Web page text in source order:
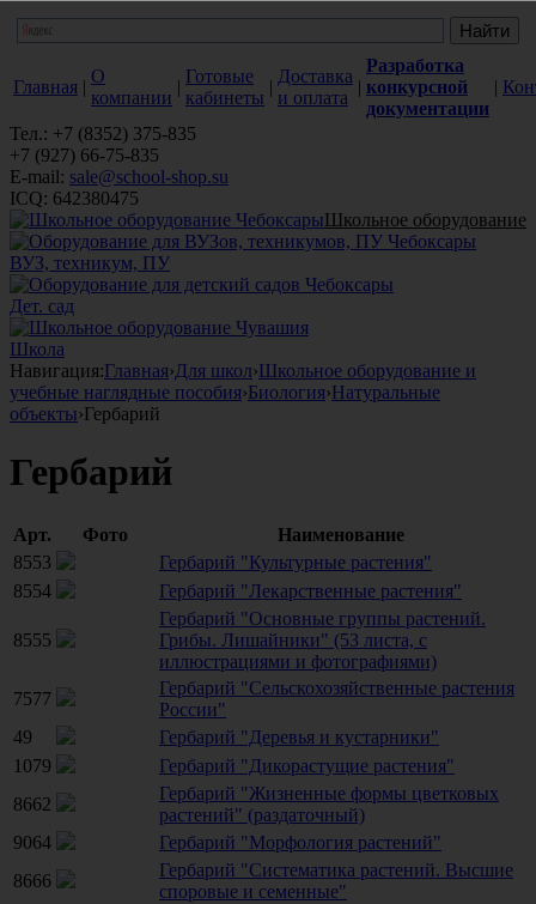
Главная |
О
компании
|
Готовые
кабинеты
|
Доставка
и оплата
|
Разработка
конкурсной
документации
|
Тел.: +7 (8352) 375-835
+7 (927) 66-75-835
E-mail: sale@school-shop.su
ICQ: 642380475
Школьное оборудование
ВУЗ, техникум, ПУ
Дет. сад
Школа
Навигация:Главная›Для школ›Школьное оборудование и
учебные наглядные пособия›Биология›Натуральные
объекты›Гербарий
Гербарий
Арт. Фото
Наименование
8553
Гербарий "Культурные растения"
8554
Гербарий "Лекарственные растения"
8555
Гербарий "Основные группы растений.
Грибы. Лишайники" (53 листа, с
иллюстрациями и фотографиями)
7577
Гербарий "Сельскохозяйственные растения
России"
49
Гербарий "Деревья и кустарники"
1079
Гербарий "Дикорастущие растения"
8662
Гербарий "Жизненные формы цветковых
растений" (раздаточный)
9064
Гербарий "Морфология растений"
8666
Гербарий "Систематика растений. Высшие
споровые и семенные"